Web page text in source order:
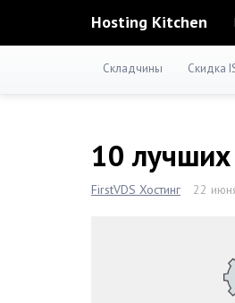
Hosting Kitchen
Складчины Скидка
10 лучших
FirstVDS Хостинг 22